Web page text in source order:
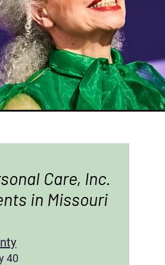
Care, Inc.
in Missouri
40